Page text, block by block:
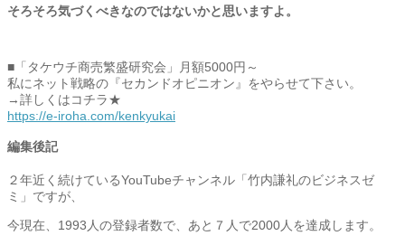
そろそろ気づくべきなのではないかと思いますよ。
■「タケウチ商売繁盛研究会」月額5000円～
私にネット戦略の『セカンドオピニオン』をやらせて下さい。
→詳しくはコチラ★
https://e-iroha.com/kenkyukai
編集後記
２年近く続けているYouTubeチャンネル「 竹内謙礼のビジネスゼ
ミ」ですが、
今現在、1993人の登録者数で、 あと７人で2000人を達成します。